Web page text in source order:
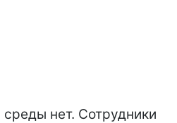
нет. Сотрудники